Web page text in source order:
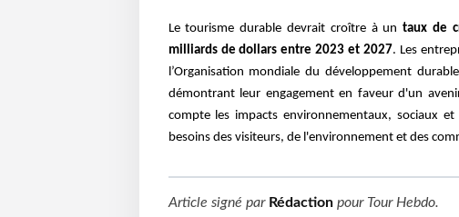
Le tourisme durable devrait croître à untaux de
milliards de dollars entre 2023 et 2027. Les
l’Organisation mondiale du développement
démontrant leur engagement en faveur d'un
compte les impacts environnementaux, sociaux
besoins des visiteurs, de l'environnement et des
Article signé par Rédactionpour Tour Hebdo.